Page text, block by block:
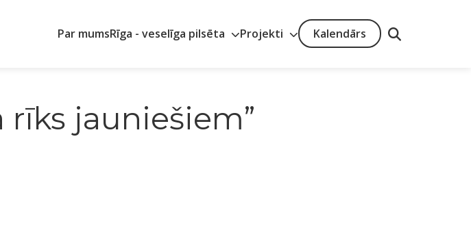
Par mumsRīga - veselīga pilsēta Projekti Kalendārs
rīks jauniešiem”